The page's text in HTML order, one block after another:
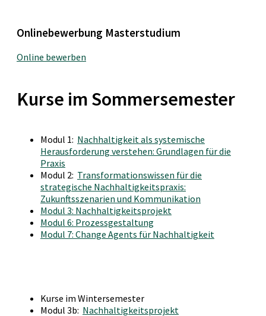
Onlinebewerbung Masterstudium
Online bewerben
Kurse im Sommersemester
Modul 1: Nachhaltigkeit als systemische
Herausforderung verstehen: Grundlagen für die
Praxis
Modul 2: Transformationswissen für die
strategische Nachhaltigkeitspraxis:
Zukunftsszenarien und Kommunikation
Modul 3: Nachhaltigkeitsprojekt
Modul 6: Prozessgestaltung
Modul 7: Change Agents für Nachhaltigkeit
Kurse im Wintersemester
Modul 3b: Nachhaltigkeitsprojekt